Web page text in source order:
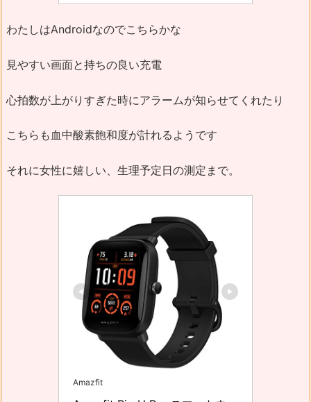
わたしはAndroidなのでこちらかな
見やすい画面と持ちの良い充電
心拍数が上がりすぎた時にアラームが知らせてくれたり
こちらも血中酸素飽和度が計れるようです
それに女性に嬉しい、生理予定日の測定まで。
Amazfit